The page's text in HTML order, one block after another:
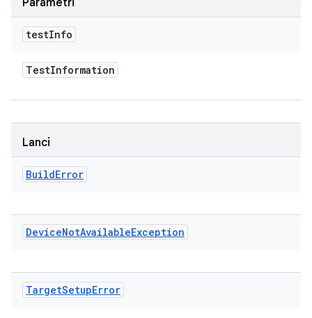
Parametri
testInfo
TestInformation
Lanci
BuildError
DeviceNotAvailableException
TargetSetupError